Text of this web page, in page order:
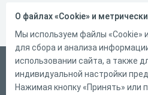
Русский
Справка
О файлах «Cookie» и
Мы используем файлы «Cookie»
для сбора и анализа
использовании сайта, а также
индивидуальной настройки
Нажимая кнопку «Принять» или